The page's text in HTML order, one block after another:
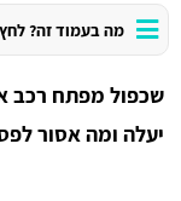
מה בעמוד זה? לחץ
שכפול מפתח רכב
יעלה ומה אסור